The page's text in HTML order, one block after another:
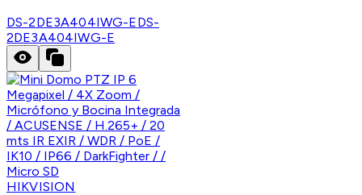
DS-2DE3A404IWG-EDS-
2DE3A404IWG-E
HIKVISION